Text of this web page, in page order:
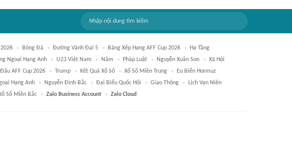
2026 Bóng Đá Đường Vành Đai 5 Bảng Xếp Hạng AFF Cup 2026
Hạ Tầng
Ngoại Hạng Anh U23 Việt Nam Năm Pháp Luật Nguyễn Xuân Son
Xã Hội
AFF Cup 2026 Trump Kết Quả Xổ Số Xổ Số Miền Trung
Eo Biển Hormuz
Hạng Anh Nguyễn Đình Bắc Đại Biểu Quốc Hội Giao Thông
Lịch Vạn Niên
Số Miền Bắc Zalo Business Account Zalo Cloud